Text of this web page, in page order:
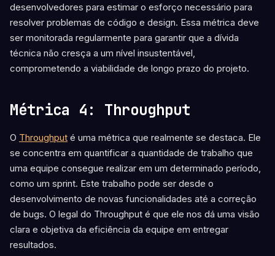
desenvolvedores para estimar o esforço necessário para
resolver problemas de código e design. Essa métrica deve
ser monitorada regularmente para garantir que a dívida
técnica não cresça a um nível insustentável,
comprometendo a viabilidade de longo prazo do projeto.
Métrica 4: Throughput
O Throughput é uma métrica que realmente se destaca. Ele
se concentra em quantificar a quantidade de trabalho que
uma equipe consegue realizar em um determinado período,
como um sprint. Este trabalho pode ser desde o
desenvolvimento de novas funcionalidades até a correção
de bugs. O legal do Throughput é que ele nos dá uma visão
clara e objetiva da eficiência da equipe em entregar
resultados.